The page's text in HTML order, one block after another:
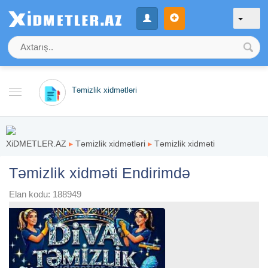
Təmizlik xidmətləri
XiDMETLER.AZ ▸ Təmizlik xidmətləri ▸ Təmizlik xidməti
Təmizlik xidməti Endirimdə
Elan kodu: 188949